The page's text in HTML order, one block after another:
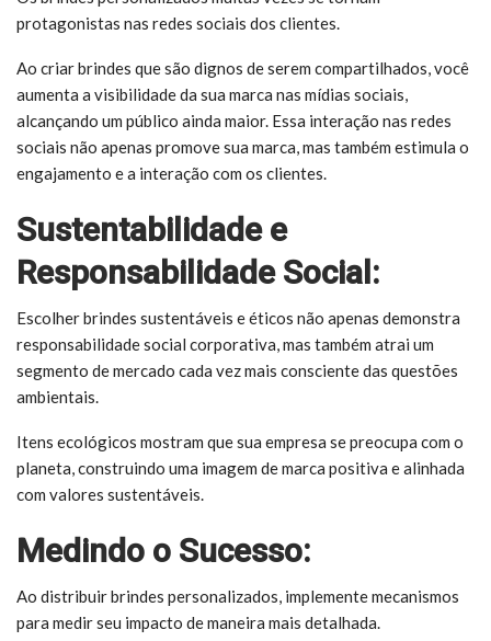
protagonistas nas redes sociais dos clientes.
Ao criar brindes que são dignos de serem compartilhados, você
aumenta a visibilidade da sua marca nas mídias sociais,
alcançando um público ainda maior. Essa interação nas redes
sociais não apenas promove sua marca, mas também estimula o
engajamento e a interação com os clientes.
Sustentabilidade e
Responsabilidade Social:
Escolher brindes sustentáveis e éticos não apenas demonstra
responsabilidade social corporativa, mas também atrai um
segmento de mercado cada vez mais consciente das questões
ambientais.
Itens ecológicos mostram que sua empresa se preocupa com o
planeta, construindo uma imagem de marca positiva e alinhada
com valores sustentáveis.
Medindo o Sucesso:
Ao distribuir brindes personalizados, implemente mecanismos
para medir seu impacto de maneira mais detalhada.